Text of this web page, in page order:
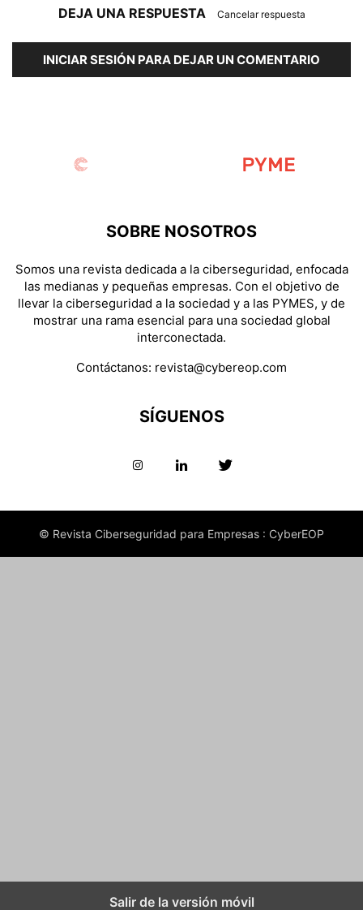
DEJA UNA RESPUESTA Cancelar respuesta
INICIAR SESIÓN PARA DEJAR UN COMENTARIO
SOBRE NOSOTROS
Somos una revista dedicada a la ciberseguridad, enfocada
las medianas y pequeñas empresas. Con el objetivo de
llevar la ciberseguridad a la sociedad y a las PYMES, y de
mostrar una rama esencial para una sociedad global
interconectada.
Contáctanos: revista@cybereop.com
SÍGUENOS
© Revista Ciberseguridad para Empresas : CyberEOP
Salir de la versión móvil